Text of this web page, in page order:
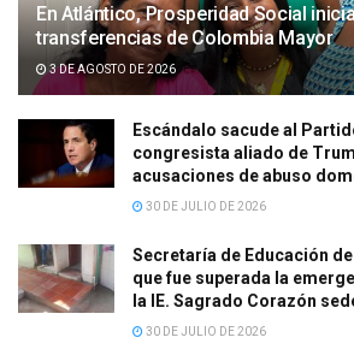
En Atlántico, Prosperidad Social
transferencias de Colombia Mayor
3 DE AGOSTO DE 2026
Escándalo sacude al
congresista aliado de
acusaciones de abuso
30 DE JULIO DE 2026
Secretaría de Educación
que fue superada la
la IE. Sagrado Corazón
30 DE JULIO DE 2026